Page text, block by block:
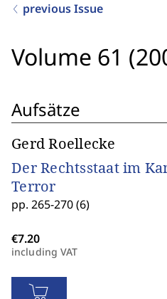
previous Issue
Volume 61
Aufsätze
Gerd Roellecke
Der Rechtsstaat im
Terror
pp. 265-270 (6)
including VAT